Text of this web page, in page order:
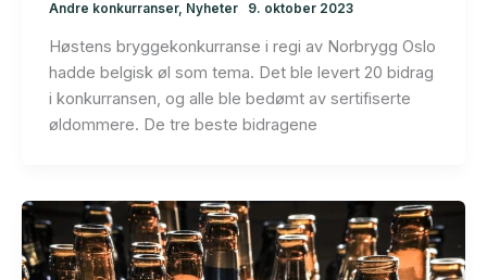
Andre konkurranser, Nyheter 9. oktober 2023
Høstens bryggekonkurranse i regi av Norbrygg Oslo
hadde belgisk øl som tema. Det ble levert 20 bidrag
i konkurransen, og alle ble bedømt av sertifiserte
øldommere. De tre beste bidragene